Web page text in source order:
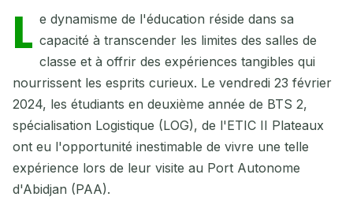
L e dynamisme de l'éducation réside dans sa
capacité à transcender les limites des salles de
classe et à offrir des expériences tangibles qui
nourrissent les esprits curieux. Le vendredi 23 février
2024, les étudiants en deuxième année de BTS 2,
spécialisation Logistique (LOG), de l'ETIC II Plateaux
ont eu l'opportunité inestimable de vivre une telle
expérience lors de leur visite au Port Autonome
d'Abidjan (PAA).